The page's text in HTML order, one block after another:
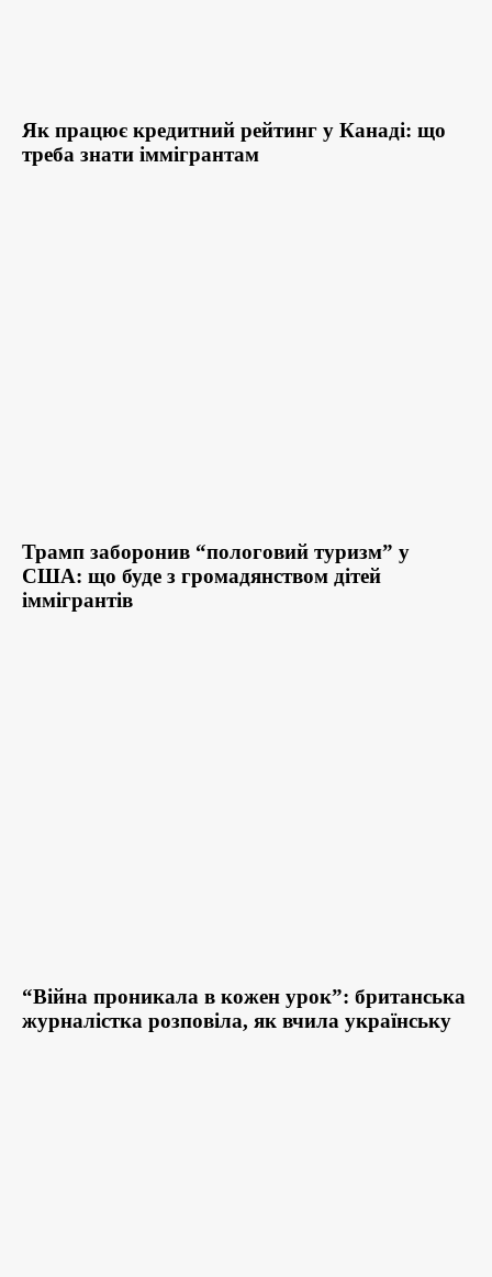
Як працює кредитний рейтинг у Канаді: що
треба знати іммігрантам
Трамп заборонив “пологовий туризм” у
США: що буде з громадянством дітей
іммігрантів
“Війна проникала в кожен урок”: британська
журналістка розповіла, як вчила українську